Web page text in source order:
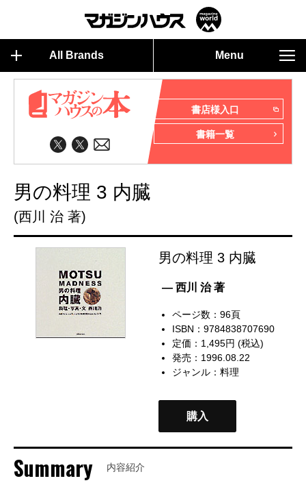
All Brands Menu
書店様入口
書籍一覧
男の料理 3 内臓
(西川 治 著)
男の料理 3 内臓
— 西川 治 著
ページ数：96頁
ISBN：9784838707690
定価：1,495円 (税込)
発売：1996.08.22
ジャンル：料理
購入
Summary 内容紹介